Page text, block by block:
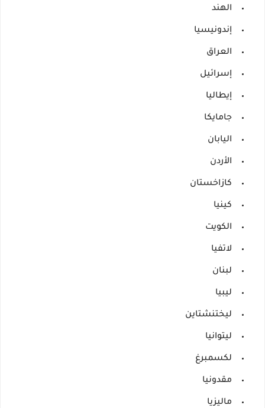
الهند
إندونيسيا
العراق
إسرائيل
إيطاليا
جامايكا
اليابان
الأردن
كازاخستان
كينيا
الكويت
لاتفيا
لبنان
ليبيا
ليختنشتاين
ليتوانيا
لكسمبرغ
مقدونيا
ماليزيا